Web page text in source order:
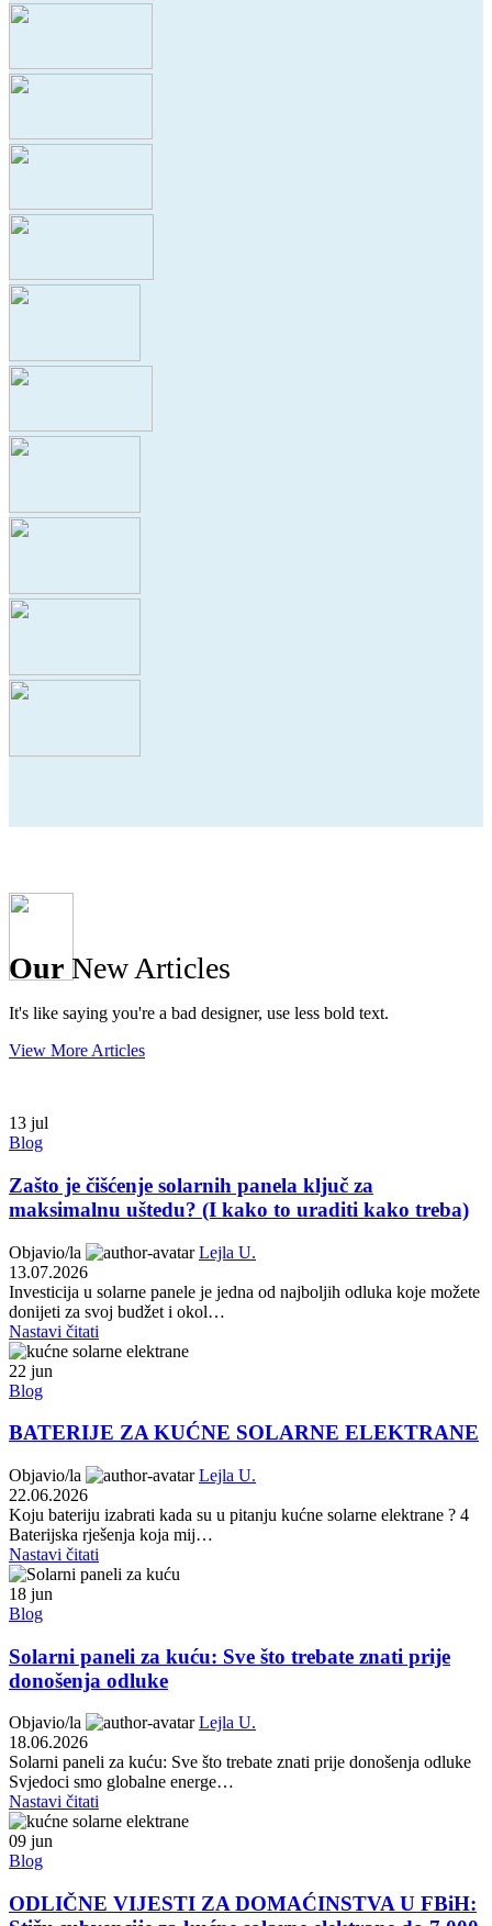
Our New Articles
It's like saying you're a bad designer, use less bold text.
View More Articles
13 jul
Blog
Zašto je čišćenje solarnih panela ključ za
maksimalnu uštedu? (I kako to uraditi kako treba)
Objavio/la
Lejla U.
13.07.2026
Investicija u solarne panele je jedna od najboljih odluka koje možete
donijeti za svoj budžet i okol…
Nastavi čitati
22 jun
Blog
BATERIJE ZA KUĆNE SOLARNE ELEKTRANE
Objavio/la
Lejla U.
22.06.2026
Koju bateriju izabrati kada su u pitanju kućne solarne elektrane ? 4
Baterijska rješenja koja mij…
Nastavi čitati
18 jun
Blog
Solarni paneli za kuću: Sve što trebate znati prije
donošenja odluke
Objavio/la
Lejla U.
18.06.2026
Solarni paneli za kuću: Sve što trebate znati prije donošenja odluke
Svjedoci smo globalne energe…
Nastavi čitati
09 jun
Blog
ODLIČNE VIJESTI ZA DOMAĆINSTVA U FBiH: